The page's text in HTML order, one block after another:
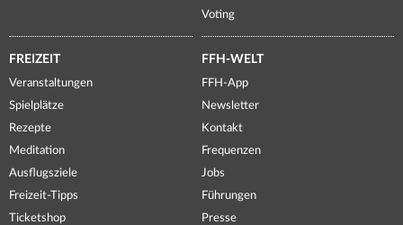
Voting
FREIZEIT
Veranstaltungen
Spielplätze
Rezepte
Meditation
Ausflugsziele
Freizeit-Tipps
Ticketshop
FFH-WELT
FFH-App
Newsletter
Kontakt
Frequenzen
Jobs
Führungen
Presse